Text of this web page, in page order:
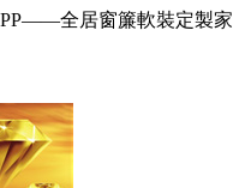
全居窗簾軟裝定製家